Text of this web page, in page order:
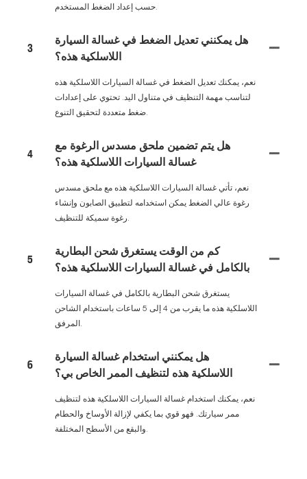
حسب إعداد الضغط المستخدم.
3
هل يمكنني تعديل الضغط في غسالة السيارة
اللاسلكية هذه؟
نعم، يمكنك تعديل الضغط في غسالة السيارات اللاسلكية هذه
لتناسب مهمة التنظيف في متناول اليد. تحتوي على إعدادات
ضغط متعددة لتحقيق التنوع.
4
هل يتم تضمين ملحق مسدس الرغوة مع
غسالة السيارات اللاسلكية هذه؟
نعم، تأتي غسالة السيارات اللاسلكية هذه مع ملحق مسدس
رغوة عالي الضغط يمكن استخدامه لتطبيق الصابون وإنشاء
رغوة سميكة للتنظيف.
5
كم من الوقت يستغرق شحن البطارية
بالكامل في غسالة السيارات اللاسلكية هذه؟
يستغرق شحن البطارية بالكامل في غسالة السيارات
اللاسلكية هذه ما يقرب من 4 إلى 5 ساعات باستخدام الشاحن
المرفق.
6
هل يمكنني استخدام غسالة السيارة
اللاسلكية هذه لتنظيف الممر الخاص بي؟
نعم، يمكنك استخدام غسالة السيارات اللاسلكية هذه لتنظيف
ممر سيارتك. فهو قوي بما يكفي لإزالة الأوساخ والحطام
والبقع من الأسطح المختلفة.